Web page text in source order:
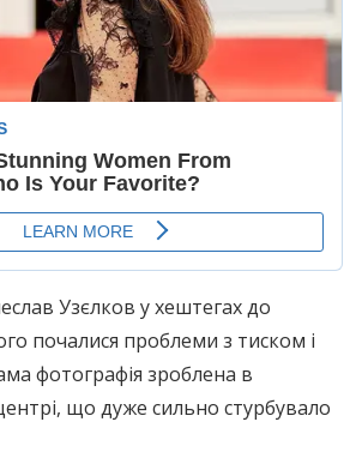
Узєлков у хештегах до
почалися проблеми з тиском і
фотографія зроблена в
що дуже сильно стурбувало